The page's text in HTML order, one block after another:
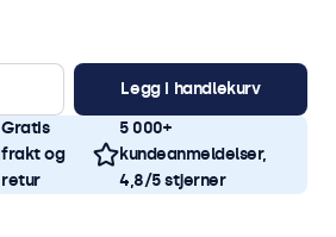
Legg i handlekurv
Gratis
frakt og
retur
5 000+
kundeanmeldelser,
4,8/5 stjerner